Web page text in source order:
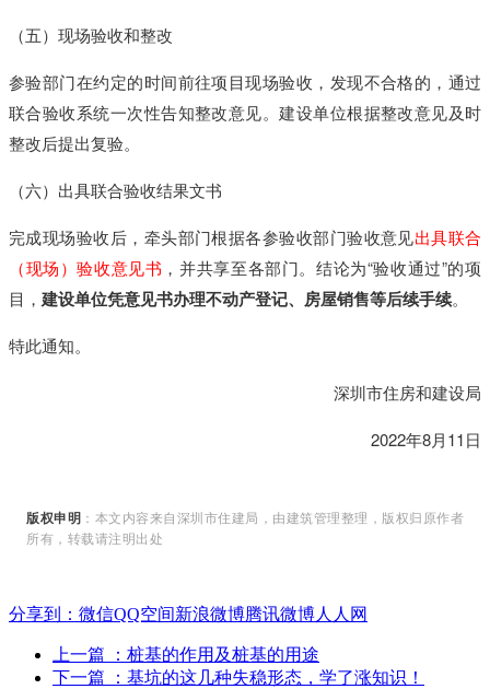
（五） 现场验收和整改
参验部门在约定的时间前往项目现场验收 ， 发现不合格的 ， 通过
联合验收系统一次性告知整改意见。建设单位根据整改意见及时
整改后提出复验。
（六） 出具联合验收结果文书
完成现场验收后 ， 牵头部门根据各参验收部门验收意见出具联合
（现场）验收意见书 ，并共享至各部门。 结论为“验收通过”的项
目 ， 建设单位凭意见书办理不动产登记、 房屋销售等后续手续。
特此通知。
深圳市住房和建设局
2022年8月11日
版权申明 ： 本文内容来自深圳市住建局 ， 由建筑管理整理 ， 版权归 原作者
所有 ， 转载请注明出处
分享到： 微信QQ空间新浪微博腾讯微博人人网
上一篇
：桩基的作用及桩基的用途
下一篇
：基坑的这几种失稳形态，学了涨知识！